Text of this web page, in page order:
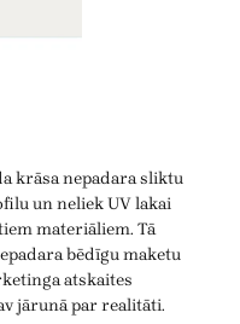
krāsa nepadara sliktu
un neliek UV lakai
materiāliem. Tā
bēdīgu maketu
atskaites
jārunā par realitāti.